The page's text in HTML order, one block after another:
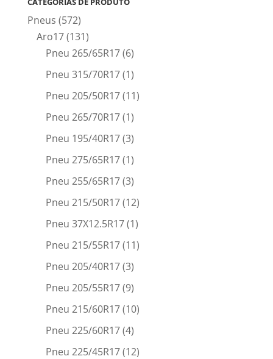
Pneus (572)
Aro17(131)
Pneu 265/65R17(6)
Pneu 315/70R17(1)
Pneu 205/50R17(11)
Pneu 265/70R17(1)
Pneu 195/40R17(3)
Pneu 275/65R17(1)
Pneu 255/65R17(3)
Pneu 215/50R17(12)
Pneu 37X12.5R17(1)
Pneu 215/55R17(11)
Pneu 205/40R17(3)
Pneu 205/55R17(9)
Pneu 215/60R17(10)
Pneu 225/60R17(4)
Pneu 225/45R17(12)